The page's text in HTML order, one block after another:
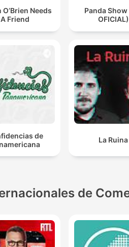
O’Brien Needs
A Friend
Panda Show
OFICIAL)
de
La Ruina
de